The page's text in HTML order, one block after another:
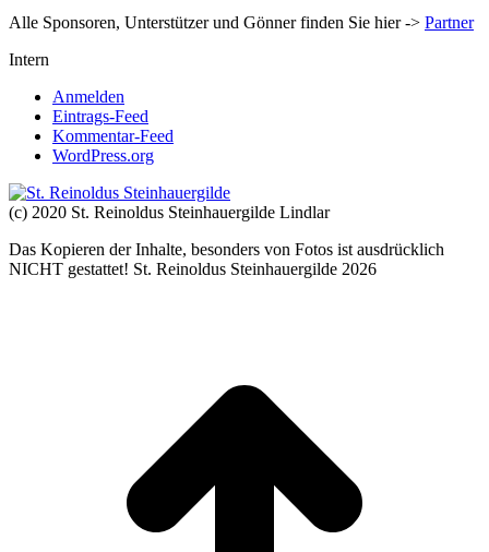
Alle Sponsoren, Unterstützer und Gönner finden Sie hier -> Partner
Intern
Anmelden
Eintrags-Feed
Kommentar-Feed
WordPress.org
(c) 2020 St. Reinoldus Steinhauergilde Lindlar
Das Kopieren der Inhalte, besonders von Fotos ist ausdrücklich
NICHT gestattet! St. Reinoldus Steinhauergilde 2026